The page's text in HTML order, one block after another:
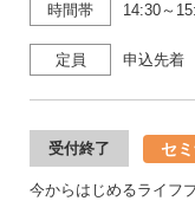
時間帯 14:30～
定員 申込先着
受付終了 セ
今からはじめるライフ